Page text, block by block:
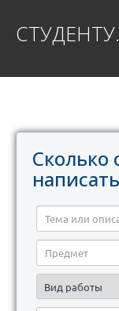
Сколько